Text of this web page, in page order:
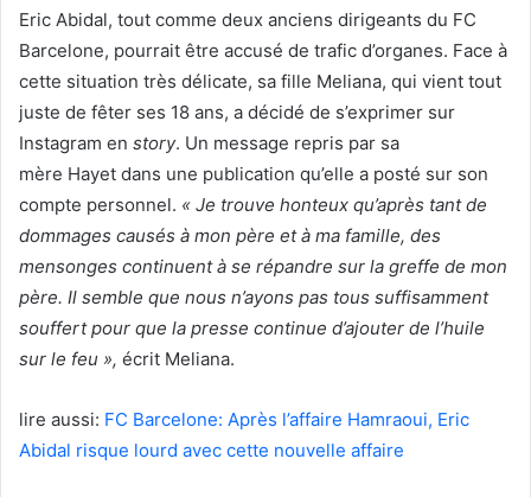
Eric Abidal, tout comme deux anciens dirigeants du FC
Barcelone, pourrait être accusé de trafic d’organes. Face à
cette situation très délicate, sa fille Meliana, qui vient tout
juste de fêter ses 18 ans, a décidé de s’exprimer sur
Instagram en story. Un message repris par sa
mère Hayet dans une publication qu’elle a posté sur son
compte personnel. « Je trouve honteux qu’après tant de
dommages causés à mon père et à ma famille, des
mensonges continuent à se répandre sur la greffe de mon
père. Il semble que nous n’ayons pas tous suffisamment
souffert pour que la presse continue d’ajouter de l’huile
sur le feu », écrit Meliana.
lire aussi: FC Barcelone: Après l’affaire Hamraoui, Eric
Abidal risque lourd avec cette nouvelle affaire